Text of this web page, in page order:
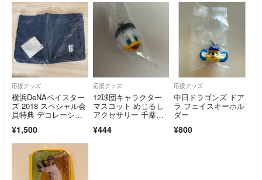
応援グッズ
横浜DeNAベイスター
ズ 2018 スペシャル会
員特典 デコレーショ
ンクラブ限定 非売
品 未開封
¥1,500
応援グッズ
12球団キャラクター
マスコット めじるし
アクセサリー 千葉ロ
くん
¥444
応援グッズ
中日ドラゴンズ ドア
ラ フェイスキーホル
ダー
¥800